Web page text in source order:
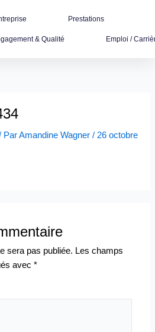
Prestations
& Qualité Emploi /
ParAmandine Wagner/ 26 octobre
sera pas publiée. Les champs
avec*